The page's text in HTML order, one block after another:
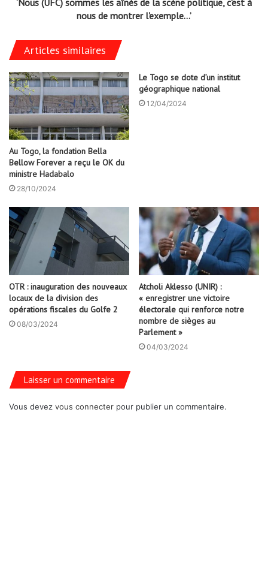
nous de montrer l'exemple...’
Articles similaires
Au Togo, la fondation Bella
Bellow Forever a reçu le OK du
ministre Hadabalo
28/10/2024
Le Togo se dote d’un institut
géographique national
12/04/2024
OTR : inauguration des nouveaux
locaux de la division des
opérations fiscales du Golfe 2
08/03/2024
Atcholi Aklesso (UNIR) :
« enregistrer une victoire
électorale qui renforce notre
nombre de sièges au
Parlement »
04/03/2024
Laisser un commentaire
Vous devez vous connecter pour publier un commentaire.